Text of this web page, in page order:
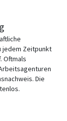
jedem Zeitpunkt
Oftmals
Die